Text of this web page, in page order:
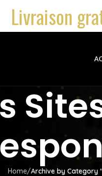
Livraison
Home Archive by Category